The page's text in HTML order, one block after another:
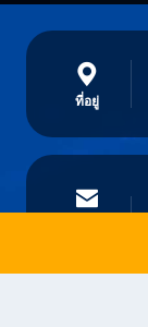
ที่อยู่